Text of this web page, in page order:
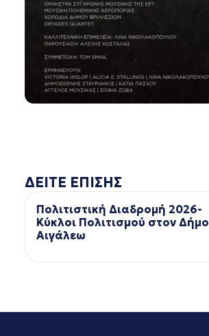
ΔΕΙΤΕ ΕΠΙΣΗΣ
Πολιτιστική Διαδρομή 2026-
Κύκλοι Πολιτισμού στον Δήμο
Αιγάλεω